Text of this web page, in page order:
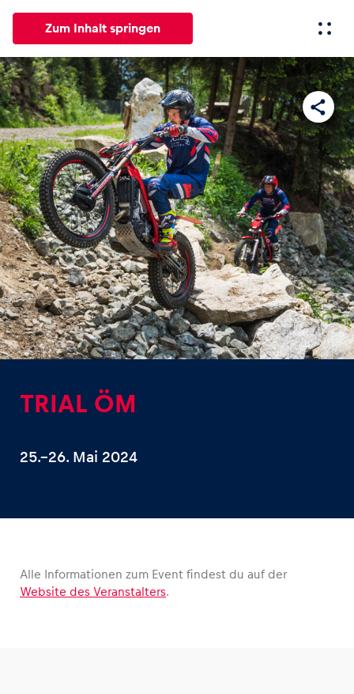
Zum Inhalt springen
Alle News Events Erlebnisse Seiten
News
Alle anzeigen
Events
Alle anzeigen
TRIAL ÖM
25.–26. Mai 2024
Alle Informationen zum Event findest du auf der
Website des Veranstalters.